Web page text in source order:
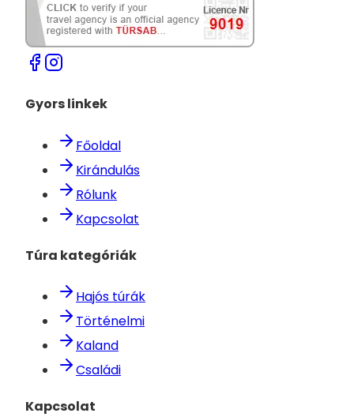
Gyors linkek
Főoldal
Kirándulás
Rólunk
Kapcsolat
Túra kategóriák
Hajós túrák
Történelmi
Kaland
Családi
Kapcsolat